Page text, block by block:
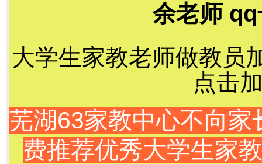
余老师
大学生家教老师做教员
点击
芜湖63家教中心不向
费推荐优秀大学生家